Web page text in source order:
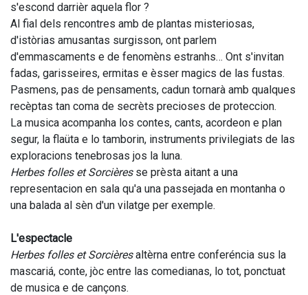
s'escond darrièr aquela flor ?
Al fial dels rencontres amb de plantas misteriosas,
d'istòrias amusantas surgisson, ont parlem
d'emmascaments e de fenomèns estranhs… Ont s'invitan
fadas, garisseires, ermitas e èsser magics de las fustas.
Pasmens, pas de pensaments, cadun tornarà amb qualques
recèptas tan coma de secrèts precioses de proteccion.
La musica acompanha los contes, cants, acordeon e plan
segur, la flaüta e lo tamborin, instruments privilegiats de las
exploracions tenebrosas jos la luna.
Herbes folles et Sorcièresse prèsta aitant a una
representacion en sala qu'a una passejada en montanha o
una balada al sèn d'un vilatge per exemple.
L'espectacle
Herbes folles et Sorcièresaltèrna entre conferéncia sus la
mascariá, conte, jòc entre las comedianas, lo tot, ponctuat
de musica e de cançons.